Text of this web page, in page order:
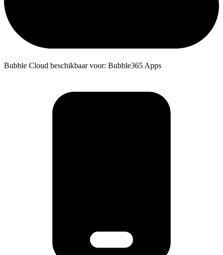
Bubble Cloud beschikbaar voor: Bubble365 Apps